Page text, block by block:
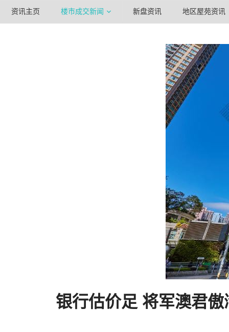
资讯主页 楼市成交新闻 新盘资讯 地区屋苑资讯
银行估价足 将军澳君